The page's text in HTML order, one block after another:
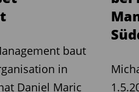
baut
in
Daniel Maric